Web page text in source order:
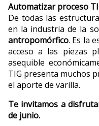
Automatizar proceso
De todas las
en la industria de la
antropomórfico. Es la
acceso a las piezas
asequible
TIG presenta muchos
el aporte de varilla.
Te invitamos a
de junio.